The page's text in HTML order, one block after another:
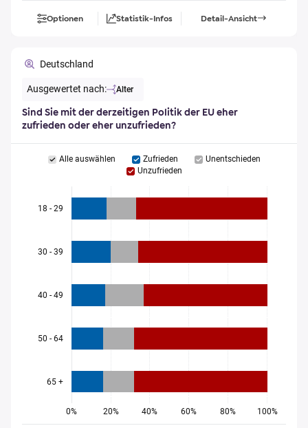
Optionen Statistik-Infos Detail-Ansicht
Deutschland
Ausgewertet nach: Alter
Sind Sie mit der derzeitigen Politik der EU eher
zufrieden oder eher unzufrieden?
Alle auswählen Zufrieden
Unentschieden
Unzufrieden
0% 20% 40% 60% 80% 100%
18 - 29
30 - 39
40 - 49
50 - 64
65 +